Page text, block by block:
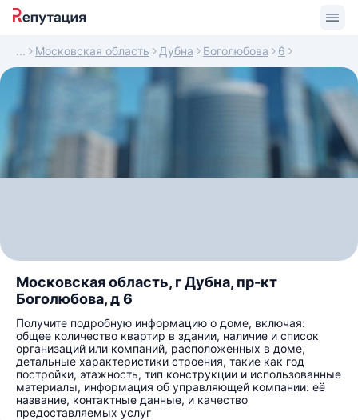
Московская область Дубна Боголюбова 6
Московская область, г Дубна, пр-кт
Боголюбова, д 6
Получите подробную информацию о доме, включая:
общее количество квартир в здании, наличие и список
организаций или компаний, расположенных в доме,
детальные характеристики строения, такие как год
постройки, этажность, тип конструкции и использованные
материалы, информация об управляющей компании: её
название, контактные данные, и качество
предоставляемых услуг